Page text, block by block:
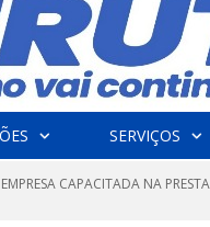
SERVIÇOS
CAPACITADA NA